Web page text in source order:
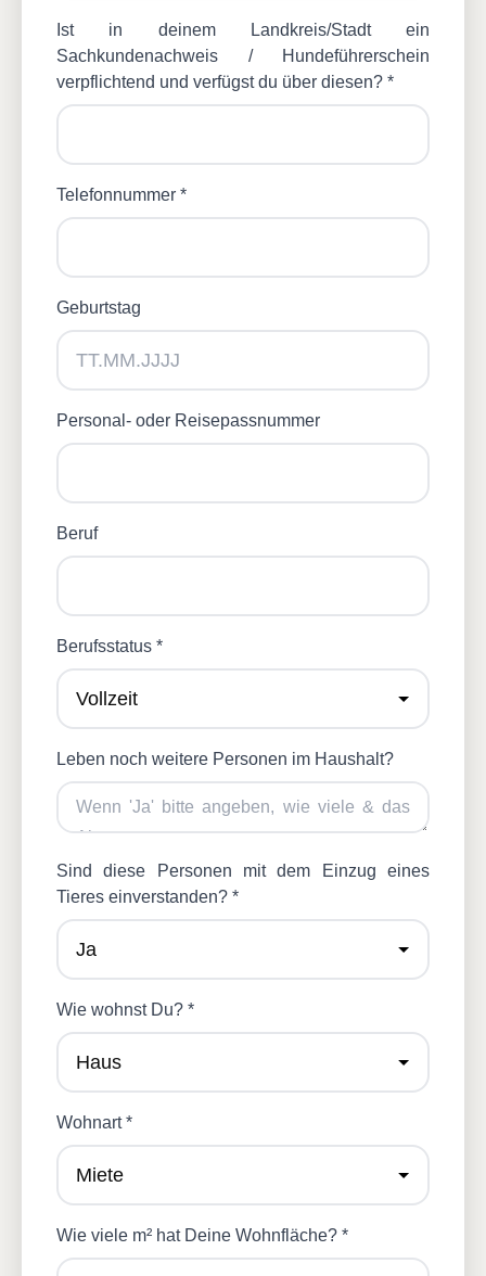
Ist in deinem Landkreis/Stadt ein
Sachkundenachweis / Hundeführerschein
verpflichtend und verfügst du über diesen? *
Telefonnummer *
Geburtstag
Personal- oder Reisepassnummer
Beruf
Berufsstatus *
Leben noch weitere Personen im Haushalt?
Sind diese Personen mit dem Einzug eines
Tieres einverstanden? *
Wie wohnst Du? *
Wohnart *
Wie viele m² hat Deine Wohnfläche? *